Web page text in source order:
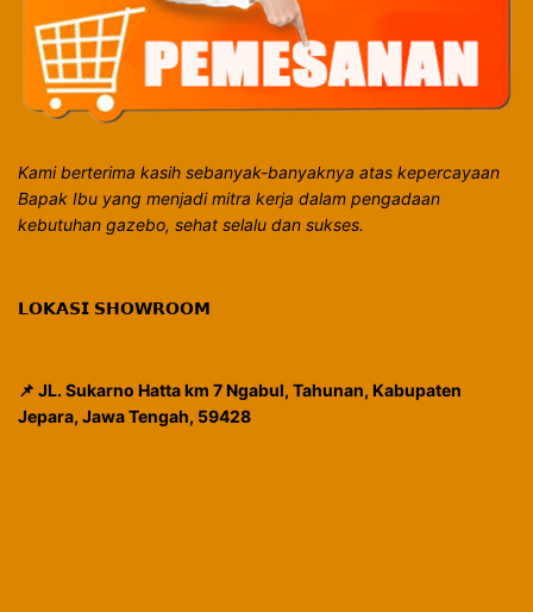
Kami berterima kasih sebanyak-banyaknya atas kepercayaan
Bapak Ibu yang menjadi mitra kerja dalam pengadaan
kebutuhan gazebo, sehat selalu dan sukses.
𝗟𝗢𝗞𝗔𝗦𝗜 𝗦𝗛𝗢𝗪𝗥𝗢𝗢𝗠
📌 JL. Sukarno Hatta km 7 Ngabul, Tahunan, Kabupaten
Jepara, Jawa Tengah, 59428